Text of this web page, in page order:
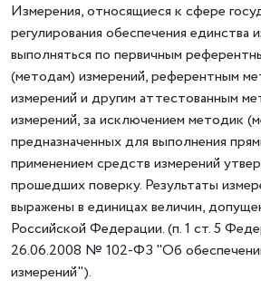
Измерения, относящиеся к сфере
регулирования обеспечения единства
выполняться по первичным
(методам) измерений, референтным
измерений и другим аттестованным
измерений, за исключением методик
предназначенных для выполнения
применением средств измерений
прошедших поверку. Результаты
выражены в единицах величин,
Российской Федерации. (п. 1 ст. 5
26.06.2008 № 102-ФЗ "Об
измерений").